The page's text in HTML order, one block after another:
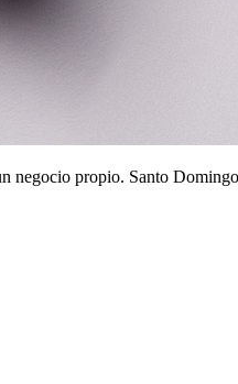
negocio propio. Santo